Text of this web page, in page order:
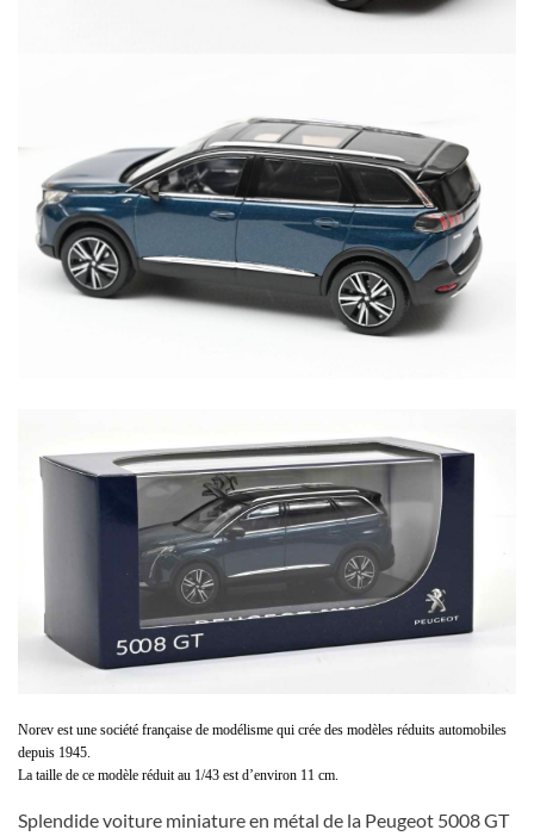
Norev est une société française de modélisme qui crée des modèles réduits automobiles
depuis 1945.
La taille de ce modèle réduit au 1/43 est d’environ 11 cm.
Splendide voiture miniature en métal de la Peugeot 5008 GT